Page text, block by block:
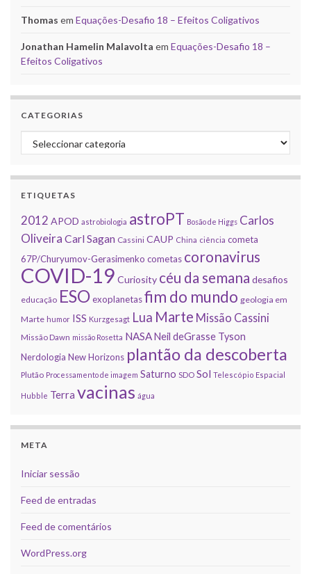
Thomas em Equações-Desafio 18 – Efeitos Coligativos
Jonathan Hamelin Malavolta em Equações-Desafio 18 –
Efeitos Coligativos
CATEGORIAS
Categorias
ETIQUETAS
2012 APOD astrobiologia astroPT Bosão de Higgs Carlos
Oliveira Carl Sagan Cassini CAUP China ciência cometa
67P/Churyumov-Gerasimenko cometas coronavirus
COVID-19 Curiosity céu da semana desafios
educação ESOexoplanetasfim do mundo geologia em
Marte humor ISS Kurzgesagt Lua Marte Missão Cassini
Missão Dawn missão Rosetta NASANeil deGrasse Tyson
Nerdologia New Horizons plantão da descoberta
Plutão Processamento de imagem Saturno SDO Sol Telescópio Espacial
Hubble Terra vacinas água
META
Iniciar sessão
Feed de entradas
Feed de comentários
WordPress.org